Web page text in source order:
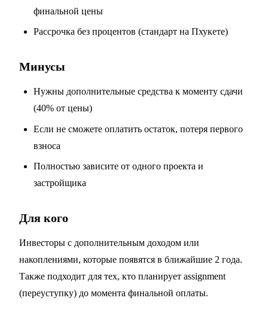
финальной цены
Рассрочка без процентов (стандарт на Пхукете)
Минусы
Нужны дополнительные средства к моменту сдачи
(40% от цены)
Если не сможете оплатить остаток, потеря первого
взноса
Полностью зависите от одного проекта и
застройщика
Для кого
Инвесторы с дополнительным доходом или
накоплениями, которые появятся в ближайшие 2 года.
Также подходит для тех, кто планирует assignment
(переуступку) до момента финальной оплаты.